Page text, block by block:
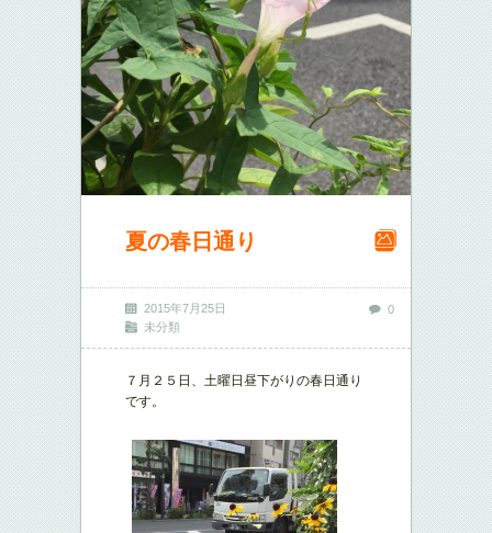
夏の春日通り
0
2015年7月25日
未分類
７月２５日、土曜日昼下がりの春日通り
です。